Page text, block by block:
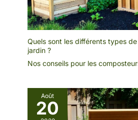
Quels sont les différents types
jardin ?
Nos conseils pour les
Août
20